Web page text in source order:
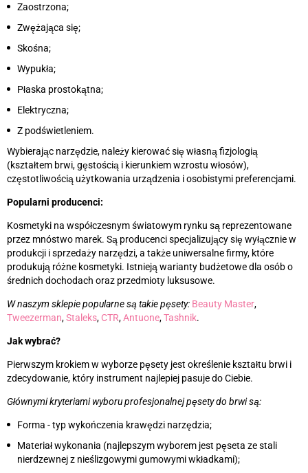
Zaostrzona;
Zwężająca się;
Skośna;
Wypukła;
Płaska prostokątna;
Elektryczna;
Z podświetleniem.
Wybierając narzędzie, należy kierować się własną fizjologią
(kształtem brwi, gęstością i kierunkiem wzrostu włosów),
częstotliwością użytkowania urządzenia i osobistymi preferencjami.
Popularni producenci:
Kosmetyki na współczesnym światowym rynku są reprezentowane
przez mnóstwo marek. Są producenci specjalizujący się wyłącznie w
produkcji i sprzedaży narzędzi, a także uniwersalne firmy, które
produkują różne kosmetyki. Istnieją warianty budżetowe dla osób o
średnich dochodach oraz przedmioty luksusowe.
W naszym sklepie popularne są takie pęsety: Beauty Master,
Tweezerman,Staleks, CTR,Antuone,Tashnik.
Jak wybrać?
Pierwszym krokiem w wyborze pęsety jest określenie kształtu brwi i
zdecydowanie, który instrument najlepiej pasuje do Ciebie.
Głównymi kryteriami wyboru profesjonalnej pęsety do brwi są:
Forma - typ wykończenia krawędzi narzędzia;
Materiał wykonania (najlepszym wyborem jest pęseta ze stali
nierdzewnej z nieślizgowymi gumowymi wkładkami);